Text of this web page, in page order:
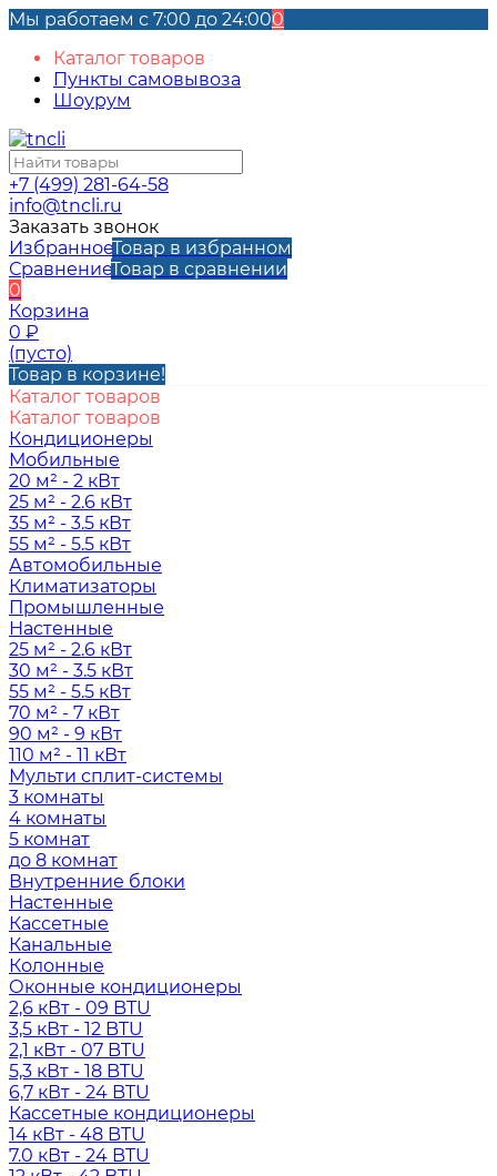
Мы работаем с 7:00 до 24:000
Каталог товаров
Пункты самовывоза
Шоурум
+7 (499) 281-64-58
info@tncli.ru
Заказать звонок
ИзбранноеТовар в избранном
СравнениеТовар в сравнении
0
Корзина
0 ₽
(пусто)
Товар в корзине!
Каталог товаров
Каталог товаров
Кондиционеры
Мобильные
20 м² - 2 кВт
25 м² - 2.6 кВт
35 м² - 3.5 кВт
55 м² - 5.5 кВт
Автомобильные
Климатизаторы
Промышленные
Настенные
25 м² - 2.6 кВт
30 м² - 3.5 кВт
55 м² - 5.5 кВт
70 м² - 7 кВт
90 м² - 9 кВт
110 м² - 11 кВт
Мульти сплит-системы
3 комнаты
4 комнаты
5 комнат
до 8 комнат
Внутренние блоки
Настенные
Кассетные
Канальные
Колонные
Оконные кондиционеры
2,6 кВт - 09 BTU
3,5 кВт - 12 BTU
2,1 кВт - 07 BTU
5,3 кВт - 18 BTU
6,7 кВт - 24 BTU
Кассетные кондиционеры
14 кВт - 48 BTU
7.0 кВт - 24 BTU